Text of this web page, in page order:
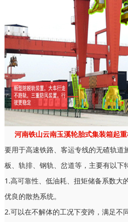
河南铁山云南玉溪轮胎式集装箱起
要用于高速铁路、客运专线的无碴轨道
板、轨排、钢轨、岔道等，主要有以下
1.高可靠性、低油耗、扭矩储备系数大
优良的散热系统。
2.可以在不解体的工况下变跨，满足不